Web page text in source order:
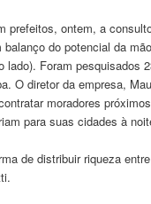
prefeitos, ontem, a
balanço do potencial da
lado). Foram pesquisados
O diretor da empresa,
moradores
para suas cidades à
de distribuir riqueza